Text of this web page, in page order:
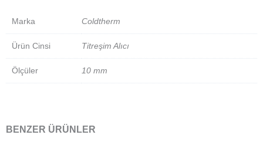
Marka Coldtherm
Ürün Cinsi Titreşim Alıcı
Ölçüler 10 mm
BENZER ÜRÜNLER